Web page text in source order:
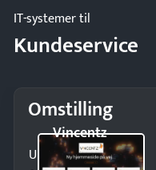
IT-systemer til
Kundeservice
Omstilling
Vincentz
Undgå tabte opkald